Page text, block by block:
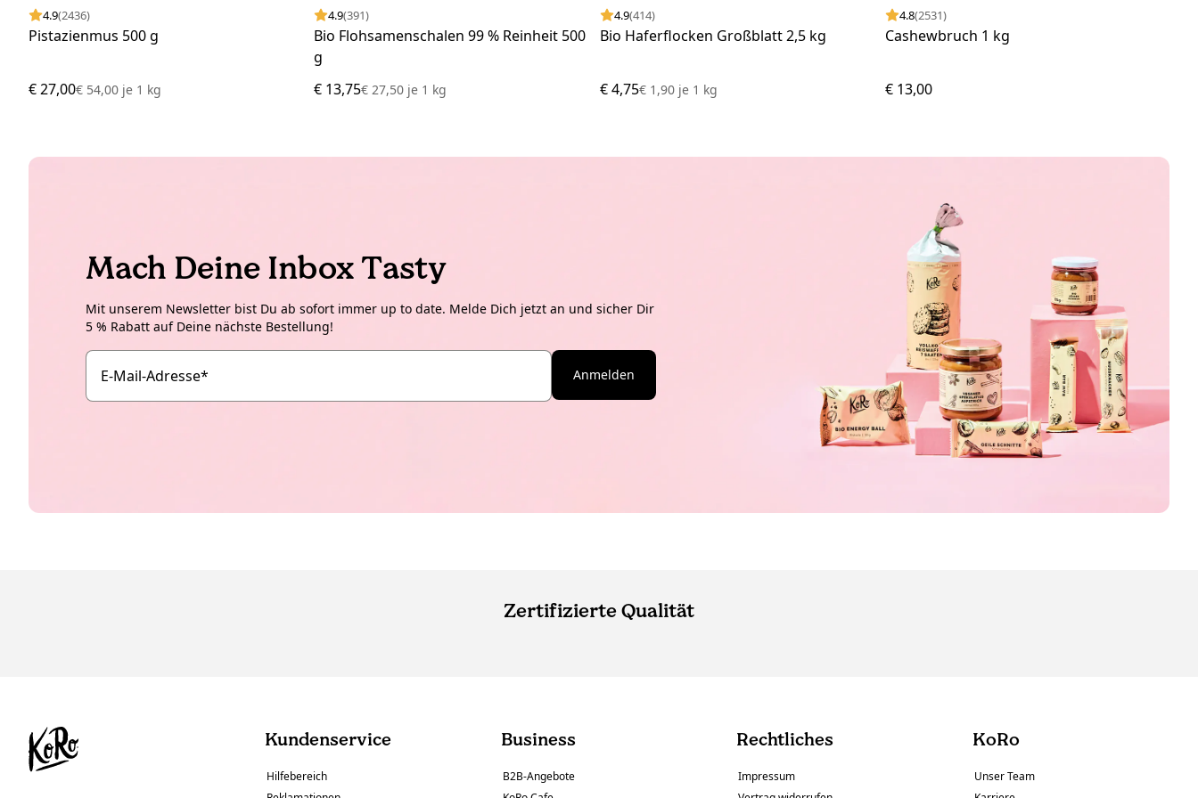
4.9(2436)
Pistazienmus 500 g
€ 27,00€ 54,00 je 1 kg
4.9(391)
Bio Flohsamenschalen 99 % Reinheit 500
g
€ 13,75€ 27,50 je 1 kg
4.9(414)
Bio Haferflocken Großblatt 2,5 kg
€ 4,75€ 1,90 je1 kg
4.8(2531)
Cashewbruch 1 kg
€ 13,00
Mach Deine Inbox Tasty
Mit unserem Newsletter bist Du ab sofort immer up to date. Melde Dich jetzt an und sicher Dir
5 % Rabatt auf Deine nächste Bestellung!
E-Mail-Adresse* Anmelden
Zertifizierte Qualität
Kundenservice
Hilfebereich
Business
B2B-Angebote
Rechtliches
Impressum
KoRo
Unser Team